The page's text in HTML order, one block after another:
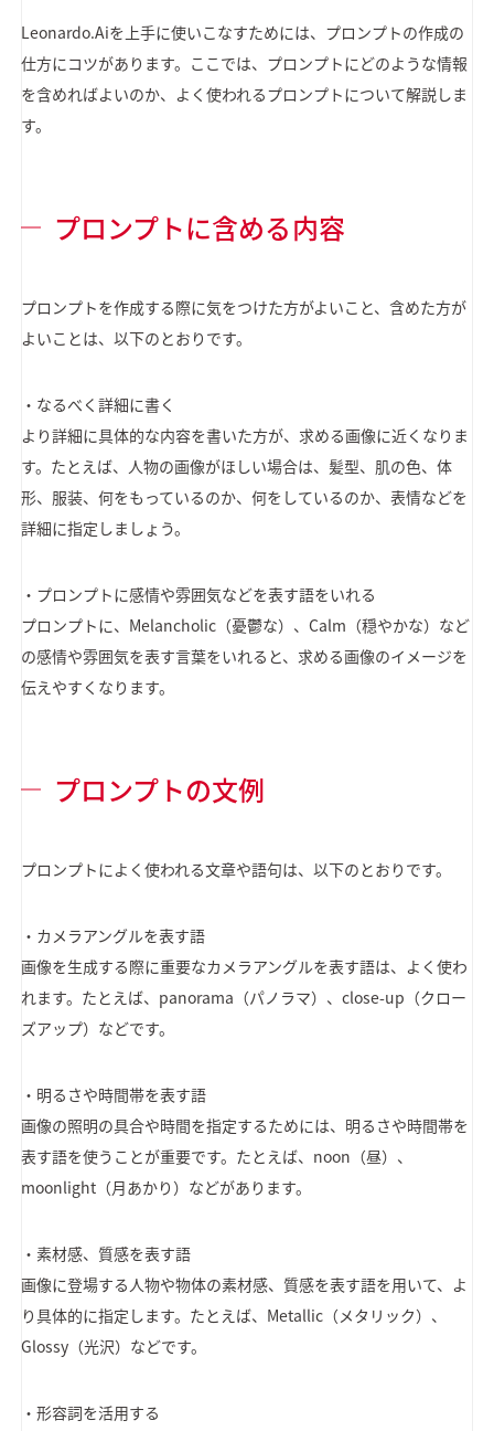
Leonardo.Aiを上手に使いこなすためには、プロンプトの作成の
仕方にコツがあります。ここでは、プロンプトにどのような情報
を含めればよいのか、よく使われるプロンプトについて解説しま
す。
プロンプトに含める内容
プロンプトを作成する際に気をつけた方がよいこと、含めた方が
よいことは、以下のとおりです。
・なるべく詳細に書く
より詳細に具体的な内容を書いた方が、求める画像に近くなりま
す。たとえば、人物の画像がほしい場合は、髪型、肌の色、体
形、服装、何をもっているのか、何をしているのか、表情などを
詳細に指定しましょう。
・プロンプトに感情や雰囲気などを表す語をいれる
プロンプトに、Melancholic（憂鬱な）、Calm（穏やかな）など
の感情や雰囲気を表す言葉をいれると、求める画像のイメージを
伝えやすくなります。
プロンプトの文例
プロンプトによく使われる文章や語句は、以下のとおりです。
・カメラアングルを表す語
画像を生成する際に重要なカメラアングルを表す語は、よく使わ
れます。たとえば、panorama（パノラマ）、close-up（クロー
ズアップ）などです。
・明るさや時間帯を表す語
画像の照明の具合や時間を指定するためには、明るさや時間帯を
表す語を使うことが重要です。たとえば、noon（昼）、
moonlight（月あかり）などがあります。
・素材感、質感を表す語
画像に登場する人物や物体の素材感、質感を表す語を用いて、よ
り具体的に指定します。たとえば、Metallic（メタリック）、
Glossy（光沢）などです。
・形容詞を活用する